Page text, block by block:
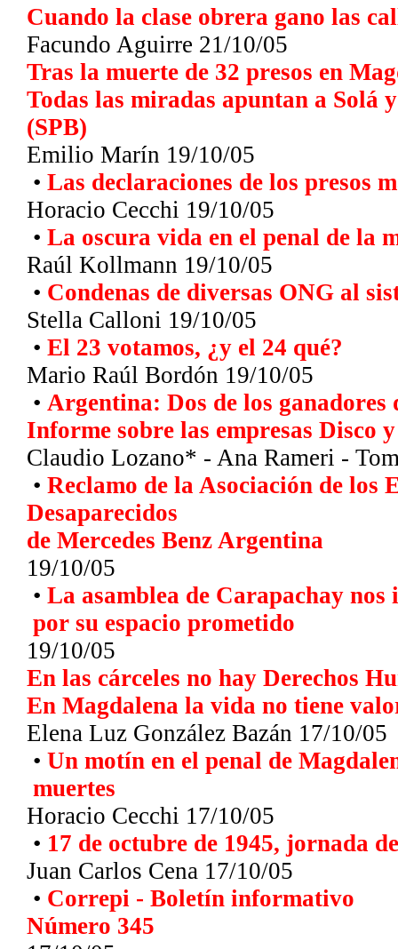
Cuando la clase obrera gano las
Facundo Aguirre 21/10/05
Tras la muerte de 32 presos en
Todas las miradas apuntan a Solá
(SPB)
Emilio Marín 19/10/05
• Las declaraciones de los presos
Horacio Cecchi 19/10/05
• La oscura vida en el penal de la
Raúl Kollmann 19/10/05
• Condenas de diversas ONG al
Stella Calloni 19/10/05
• El 23 votamos, ¿y el 24 qué?
Mario Raúl Bordón 19/10/05
• Argentina: Dos de los
Informe sobre las empresas Disco
Claudio Lozano* - Ana Rameri -
• Reclamo de la Asociación de los
Desaparecidos
de Mercedes Benz Argentina
19/10/05
• La asamblea de Carapachay
por su espacio prometido
19/10/05
En las cárceles no hay Derechos
En Magdalena la vida no tiene
Elena Luz González Bazán 17/10/05
• Un motín en el penal de
muertes
Horacio Cecchi 17/10/05
• 17 de octubre de 1945, jornada
Juan Carlos Cena 17/10/05
• Correpi - Boletín informativo
Número 345